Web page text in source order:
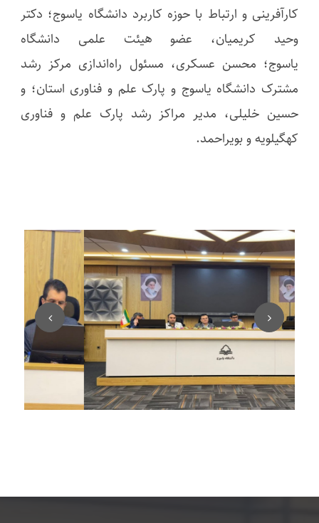
کارآفرینی و ارتباط با حوزه کاربرد دانشگاه یاسوج؛ دکتر
وحید کریمیان، عضو هیئت علمی دانشگاه
یاسوج؛ محسن عسکری، مسئول راه‌اندازی مرکز رشد
مشترک دانشگاه یاسوج و پارک علم و فناوری استان؛ و
حسین خلیلی، مدیر مراکز رشد پارک علم و فناوری
کهگیلویه و بویراحمد.